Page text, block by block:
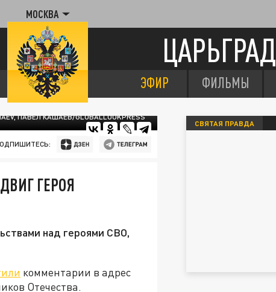
МОСКВА
ЦАРЬГРАД
ЭФИР ФИЛЬМЫ
ПАВЕЛ КАШАЕВ/GLOBALLOOKPRESS
ГЕРОЯ
над героями СВО,
комментарии в адрес
Отечества.
СВЯТАЯ ПРАВДА